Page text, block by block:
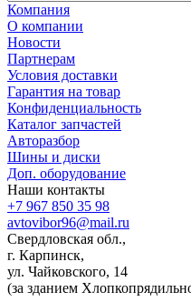
Компания
О компании
Новости
Партнерам
Условия доставки
Гарантия на товар
Конфиденциальность
Каталог запчастей
Авторазбор
Шины и диски
Доп. оборудование
Наши контакты
+7 967 850 35 98
avtovibor96@mail.ru
Свердловская обл.,
г. Карпинск,
ул. Чайковского, 14
(за зданием